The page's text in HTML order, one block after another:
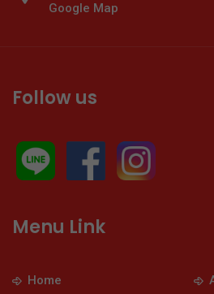
Google Map
Follow us
Menu Link
Home